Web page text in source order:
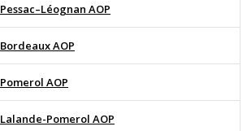
Pessac–Léognan AOP
Bordeaux AOP
Pomerol AOP
Lalande-Pomerol AOP